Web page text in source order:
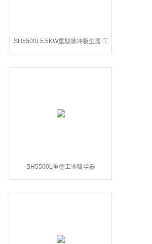
SH5500L5.5KW重型脉冲吸尘器 工
业吸尘机
SH5500L重型工业吸尘器